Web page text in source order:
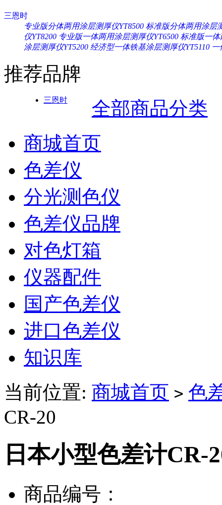
三恩时
专业版分体两用涂层测厚仪YT8500 标准版分体两用涂层
仪YT8200 专业版一体两用涂层测厚仪YT6500 标准版一体
涂层测厚仪YT5200 经济型一体铁基涂层测厚仪YT5110 一
推荐品牌
三恩时
全部商品分类
商城首页
色差仪
分光测色仪
色差仪品牌
对色灯箱
仪器配件
国产色差仪
进口色差仪
知识库
当前位置: 商城首页 > 色
CR-20
日本小型色差计CR-
商品编号：